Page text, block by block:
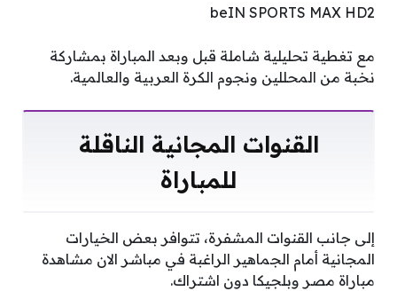
beIN SPORTS MAX HD2
مع تغطية تحليلية شاملة قبل وبعد المباراة بمشاركة
نخبة من المحللين ونجوم الكرة العربية والعالمية.
القنوات المجانية الناقلة
للمباراة
إلى جانب القنوات المشفرة، تتوافر بعض الخيارات
المجانية أمام الجماهير الراغبة في مباشر الان مشاهدة
مباراة مصر وبلجيكا دون اشتراك.